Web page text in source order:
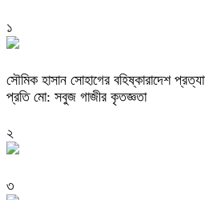
১
সৌমিক হাসান সোহাগের বহিষ্কারাদেশ
প্রতি মো: সবুজ গাজীর কৃতজ্ঞতা
২
৩